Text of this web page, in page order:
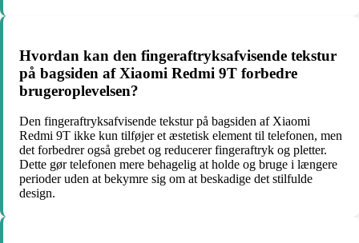
Hvordan kan den fingeraftryksafvisende tekstur
på bagsiden af Xiaomi Redmi 9T forbedre
brugeroplevelsen?
Den fingeraftryksafvisende tekstur på bagsiden af Xiaomi
Redmi 9T ikke kun tilføjer et æstetisk element til telefonen, men
det forbedrer også grebet og reducerer fingeraftryk og pletter.
Dette gør telefonen mere behagelig at holde og bruge i længere
perioder uden at bekymre sig om at beskadige det stilfulde
design.